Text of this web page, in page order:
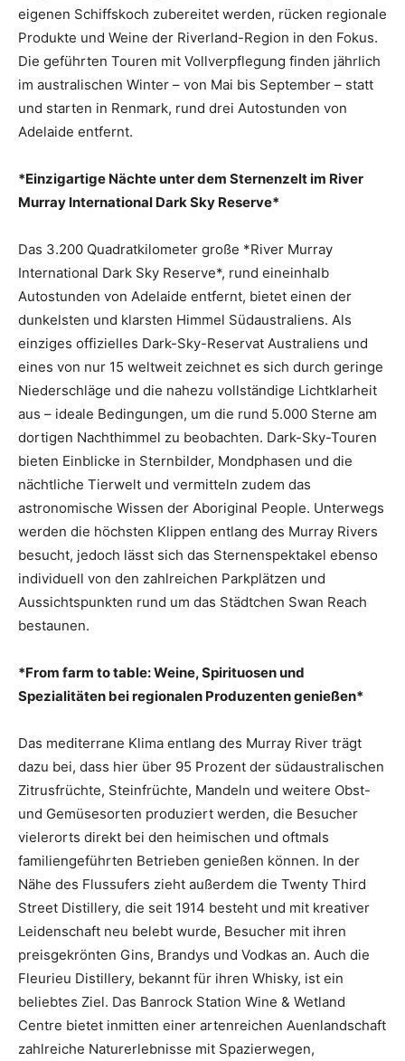
eigenen Schiffskoch zubereitet werden, rücken regionale
Produkte und Weine der Riverland-Region in den Fokus.
Die geführten Touren mit Vollverpflegung finden jährlich
im australischen Winter – von Mai bis September – statt
und starten in Renmark, rund drei Autostunden von
Adelaide entfernt.
*Einzigartige Nächte unter dem Sternenzelt im River
Murray International Dark Sky Reserve*
Das 3.200 Quadratkilometer große *River Murray
International Dark Sky Reserve*, rund eineinhalb
Autostunden von Adelaide entfernt, bietet einen der
dunkelsten und klarsten Himmel Südaustraliens. Als
einziges offizielles Dark-Sky-Reservat Australiens und
eines von nur 15 weltweit zeichnet es sich durch geringe
Niederschläge und die nahezu vollständige Lichtklarheit
aus – ideale Bedingungen, um die rund 5.000 Sterne am
dortigen Nachthimmel zu beobachten. Dark-Sky-Touren
bieten Einblicke in Sternbilder, Mondphasen und die
nächtliche Tierwelt und vermitteln zudem das
astronomische Wissen der Aboriginal People. Unterwegs
werden die höchsten Klippen entlang des Murray Rivers
besucht, jedoch lässt sich das Sternenspektakel ebenso
individuell von den zahlreichen Parkplätzen und
Aussichtspunkten rund um das Städtchen Swan Reach
bestaunen.
*From farm to table: Weine, Spirituosen und
Spezialitäten bei regionalen Produzenten genießen*
Das mediterrane Klima entlang des Murray River trägt
dazu bei, dass hier über 95 Prozent der südaustralischen
Zitrusfrüchte, Steinfrüchte, Mandeln und weitere Obst-
und Gemüsesorten produziert werden, die Besucher
vielerorts direkt bei den heimischen und oftmals
familiengeführten Betrieben genießen können. In der
Nähe des Flussufers zieht außerdem die Twenty Third
Street Distillery, die seit 1914 besteht und mit kreativer
Leidenschaft neu belebt wurde, Besucher mit ihren
preisgekrönten Gins, Brandys und Vodkas an. Auch die
Fleurieu Distillery, bekannt für ihren Whisky, ist ein
beliebtes Ziel. Das Banrock Station Wine & Wetland
Centre bietet inmitten einer artenreichen Auenlandschaft
zahlreiche Naturerlebnisse mit Spazierwegen,